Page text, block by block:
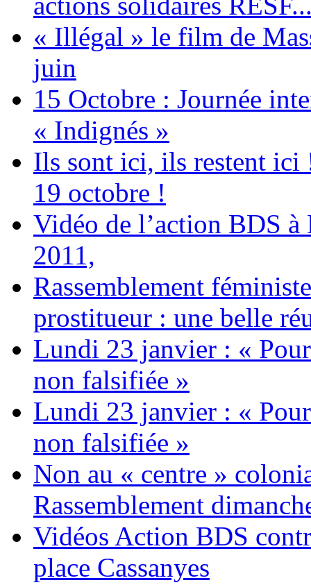
« Illégal » le film de
juin
15 Octobre : Journée
« Indignés »
Ils sont ici, ils restent ici
19 octobre !
Vidéo de l’action BDS
2011,
Rassemblement
prostitueur : une belle
Lundi 23 janvier : «
non falsifiée »
Lundi 23 janvier : «
non falsifiée »
Non au « centre »
Rassemblement
Vidéos Action BDS
place Cassanyes